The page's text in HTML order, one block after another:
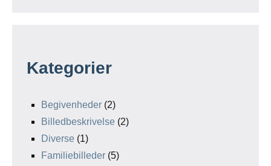
Kategorier
Begivenheder (2)
Billedbeskrivelse (2)
Diverse (1)
Familiebilleder (5)